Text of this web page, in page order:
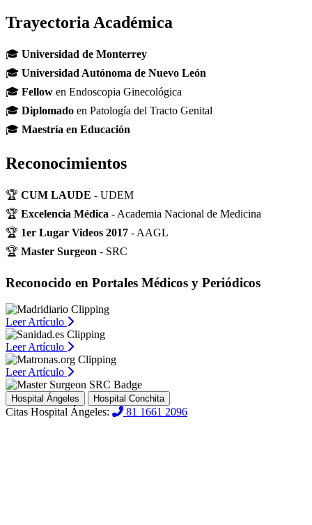
Trayectoria Académica
🎓 Universidad de Monterrey
🎓 Universidad Autónoma de Nuevo León
🎓 Fellow en Endoscopia Ginecológica
🎓 Diplomado en Patología del Tracto Genital
🎓 Maestría en Educación
Reconocimientos
🏆 CUM LAUDE - UDEM
🏆 Excelencia Médica - Academia Nacional de Medicina
🏆 1er Lugar Videos 2017 - AAGL
🏆 Master Surgeon - SRC
Reconocido en Portales Médicos y Periódicos
Leer Artículo
Leer Artículo
Leer Artículo
Hospital Ángeles Hospital Conchita
Citas Hospital Ángeles: 81 1661 2096